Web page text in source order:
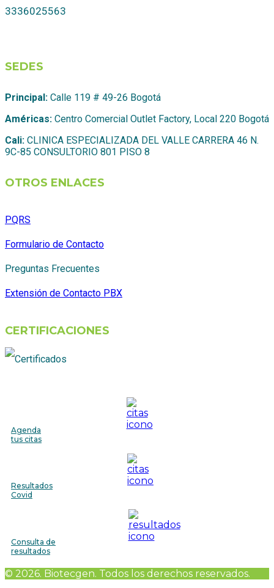
3336025563
SEDES
Principal: Calle 119 # 49-26 Bogotá
Américas: Centro Comercial Outlet Factory, Local 220 Bogotá
Cali: CLINICA ESPECIALIZADA DEL VALLE CARRERA 46 N.
9C-85 CONSULTORIO 801 PISO 8
OTROS ENLACES
PQRS
Formulario de Contacto
Preguntas Frecuentes
Extensión de Contacto PBX
CERTIFICACIONES
Agenda
tus citas
Resultados
Covid
Consulta de
resultados
© 2026. Biotecgen. Todos los derechos reservados.